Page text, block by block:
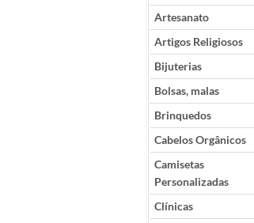
Artesanato
Artigos Religiosos
Bijuterias
Bolsas, malas
Brinquedos
Cabelos Orgânicos
Camisetas
Personalizadas
Clínicas